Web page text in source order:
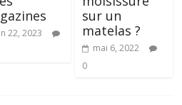
22, 2023
sur un
matelas ?
mai 6, 2022
0